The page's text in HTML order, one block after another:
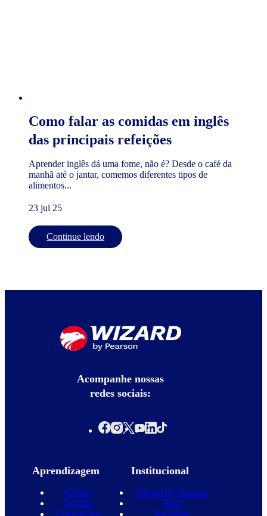
Como falar as comidas em inglês
das principais refeições
Aprender inglês dá uma fome, não é? Desde o café da
manhã até o jantar, comemos diferentes tipos de
alimentos...
23 jul 25
Continue lendo
Acompanhe nossas
redes sociais:
Aprendizagem
Cursos
Escolas
Institucional
Wizard by Pearson
Blog